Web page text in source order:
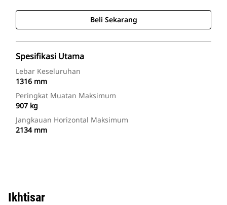
Beli Sekarang
Spesifikasi Utama
Lebar Keseluruhan
1316 mm
Peringkat Muatan Maksimum
907 kg
Jangkauan Horizontal Maksimum
2134 mm
Ikhtisar